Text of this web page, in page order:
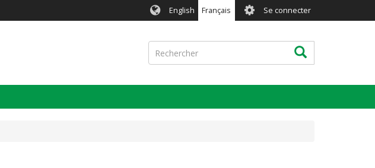
English Français User
account
menu
Se connecter
Rechercher Rechercher